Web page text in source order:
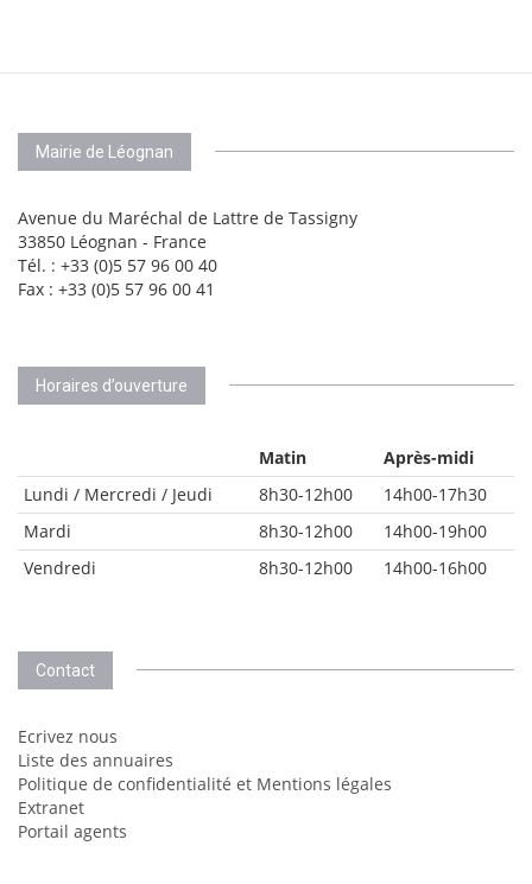
Mairie de Léognan
Avenue du Maréchal de Lattre de Tassigny
33850 Léognan - France
Tél. : +33 (0)5 57 96 00 40
Fax : +33 (0)5 57 96 00 41
Horaires d’ouverture
Matin
Après-midi
Lundi / Mercredi / Jeudi
8h30-12h00
14h00-17h30
Mardi
8h30-12h00
14h00-19h00
Vendredi
8h30-12h00 14h00-16h00
Contact
Ecrivez nous
Liste des annuaires
Politique de confidentialité et Mentions légales
Extranet
Portail agents